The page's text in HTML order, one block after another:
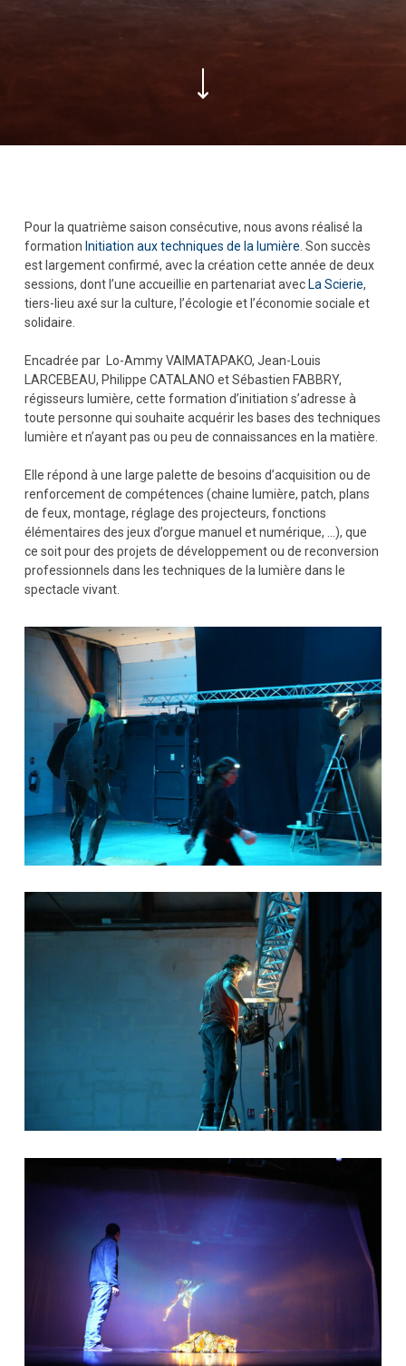
Pour la quatrième saison consécutive, nous avons réalisé la
formation Initiation aux techniques de la lumière . Son succès
est largement confirmé, avec la création cette année de deux
sessions, dont l’une accueillie en partenariat avec La Scierie,
tiers-lieu axé sur la culture, l’écologie et l’économie sociale et
solidaire.
Encadrée par Lo-Ammy VAIMATAPAKO, Jean-Louis
LARCEBEAU, Philippe CATALANO et Sébastien FABBRY,
régisseurs lumière, cette formation d’initiation s’adresse à
toute personne qui souhaite acquérir les bases des techniques
lumière et n’ayant pas ou peu de connaissances en la matière.
Elle répond à une large palette de besoins d’acquisition ou de
renforcement de compétences (chaine lumière, patch, plans
de feux, montage, réglage des projecteurs, fonctions
élémentaires des jeux d’orgue manuel et numérique, …), que
ce soit pour des projets de développement ou de reconversion
professionnels dans les techniques de la lumière dans le
spectacle vivant.